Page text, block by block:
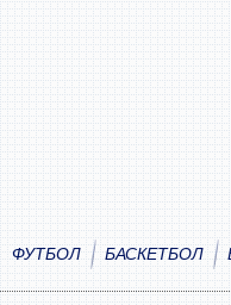
ФУТБОЛ БАСКЕТБОЛ